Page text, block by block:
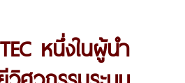
หนึ่งในผู้นำ